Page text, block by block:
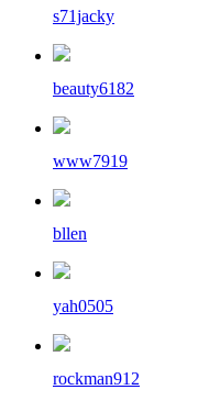
s71jacky
beauty6182
www7919
bllen
yah0505
rockman912